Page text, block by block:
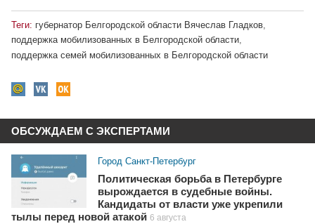
Теги: губернатор Белгородской области Вячеслав Гладков,
поддержка мобилизованных в Белгородской области,
поддержка семей мобилизованных в Белгородской области
ОБСУЖДАЕМ С ЭКСПЕРТАМИ
Город Санкт-Петербург
Политическая борьба в Петербурге
вырождается в судебные войны.
Кандидаты от власти уже укрепили
тылы перед новой атакой 6 августа